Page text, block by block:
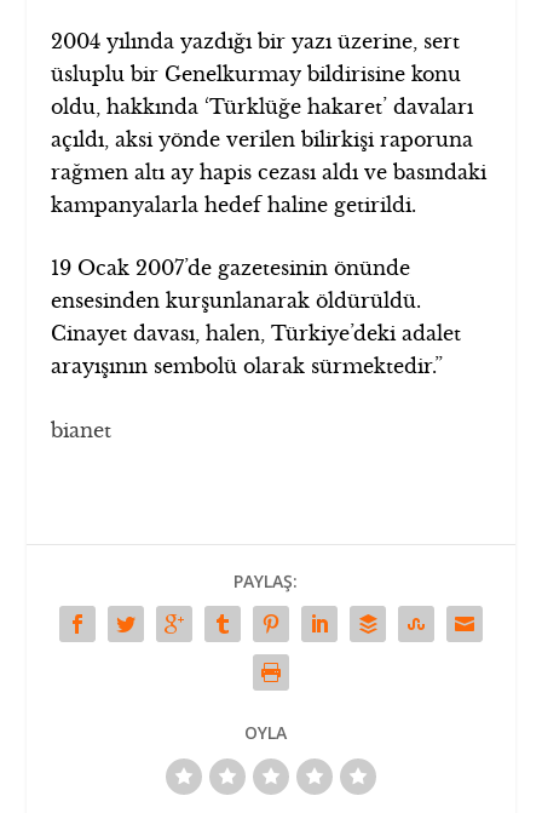
2004 yılında yazdığı bir yazı üzerine, sert
üsluplu bir Genelkurmay bildirisine konu
oldu, hakkında ‘Türklüğe hakaret’ davaları
açıldı, aksi yönde verilen bilirkişi raporuna
rağmen altı ay hapis cezası aldı ve basındaki
kampanyalarla hedef haline getirildi.
19 Ocak 2007’de gazetesinin önünde
ensesinden kurşunlanarak öldürüldü.
Cinayet davası, halen, Türkiye’deki adalet
arayışının sembolü olarak sürmektedir.”
bianet
PAYLAŞ:
OYLA